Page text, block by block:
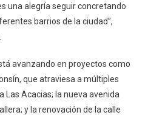
una alegría seguir concretando
barrios de la ciudad”,
avanzando en proyectos como
que atraviesa a múltiples
Las Acacias; la nueva avenida
y la renovación de la calle